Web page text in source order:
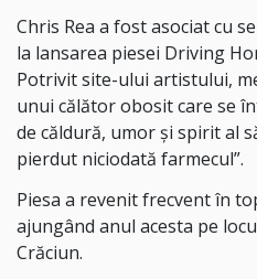
Chris Rea a fost asociat cu
la lansarea piesei Driving
Potrivit site-ului artistului,
unui călător obosit care se
de căldură, umor și spirit al
pierdut niciodată farmecul”.
Piesa a revenit frecvent în
ajungând anul acesta pe
Crăciun.